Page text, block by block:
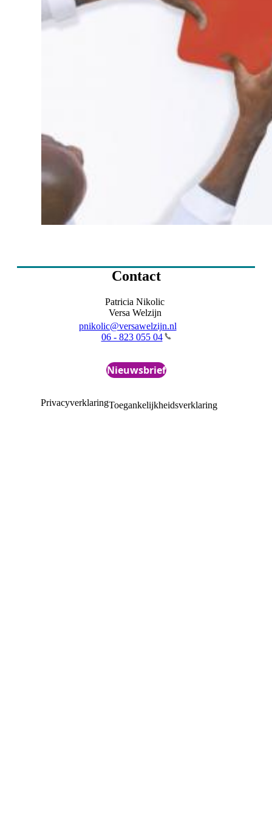
Contact
Patricia Nikolic
Versa Welzijn
pnikolic@versawelzijn.nl
06 - 823 055 04
Nieuwsbrief
PrivacyverklaringToegankelijkheidsverklaring